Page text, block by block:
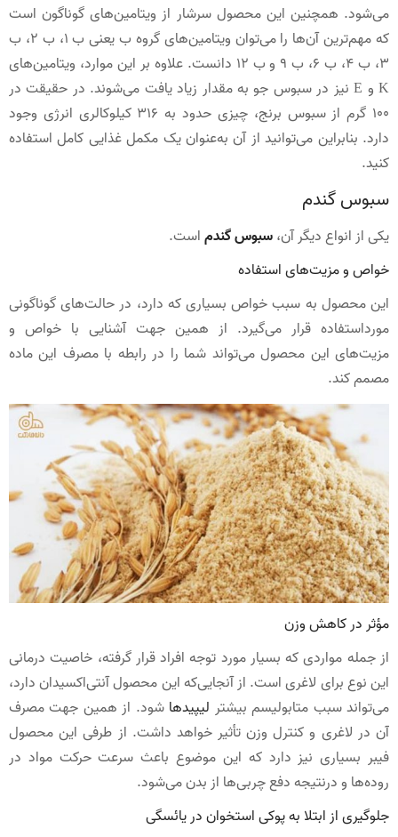
می‌شود. همچنین این محصول سرشار از ویتامین‌های گوناگون است
که مهم‌ترین آن‌ها را می‌توان ویتامین‌های گروه ب یعنی ب 1، ب 2، ب
3، ب 4، ب 6، ب 9 و ب 12 دانست. علاوه بر این موارد، ویتامین‌های
K و E نیز در سبوس جو به مقدار زیاد یافت می‌شوند. در حقیقت در
100 گرم از سبوس برنج، چیزی حدود به 316 کیلوکالری انرژی وجود
دارد. بنابراین می‌توانید از آن به‌عنوان یک مکمل غذایی کامل استفاده
کنید.
سبوس گندم
یکی از انواع دیگر آن،سبوس گندماست.
خواص و مزیت‌های استفاده
این محصول به سبب خواص بسیاری که دارد، در حالت‌های گوناگونی
مورداستفاده قرار می‌گیرد. از همین جهت آشنایی با خواص و
مزیت‌های این محصول می‌تواند شما را در رابطه‌ با مصرف این ماده
مصمم کند.
مؤثر در کاهش وزن
از جمله مواردی که بسیار مورد توجه افراد قرار گرفته، خاصیت درمانی
این نوع برای لاغری است. از آنجایی‌که این محصول آنتی‌اکسیدان دارد،
می‌تواند سبب متابولیسم بیشتر لیپیدها شود. از همین جهت مصرف
آن در لاغری و کنترل وزن تأثیر خواهد داشت. از طرفی این محصول
فیبر بسیاری نیز دارد که این موضوع باعث سرعت حرکت مواد در
روده‌ها و درنتیجه دفع چربی‌ها از بدن می‌شود.
جلوگیری از ابتلا به پوکی استخوان در یائسگی